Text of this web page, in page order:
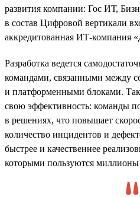
развития компании: Гос ИТ,
в состав Цифровой вертикали
аккредитованная ИТ-
Разработка ведется
командами, связанными между
и платформенными блоками.
свою эффективность: команды
в решениях, что повышает
количество инцидентов и
быстрее и качественнее
которыми пользуются миллионы